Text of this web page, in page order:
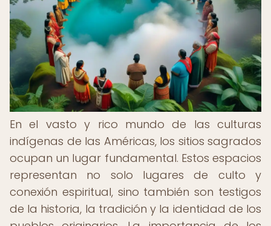
En el vasto y rico mundo de las culturas
indígenas de las Américas, los sitios sagrados
ocupan un lugar fundamental. Estos espacios
representan no solo lugares de culto y
conexión espiritual, sino también son testigos
de la historia, la tradición y la identidad de los